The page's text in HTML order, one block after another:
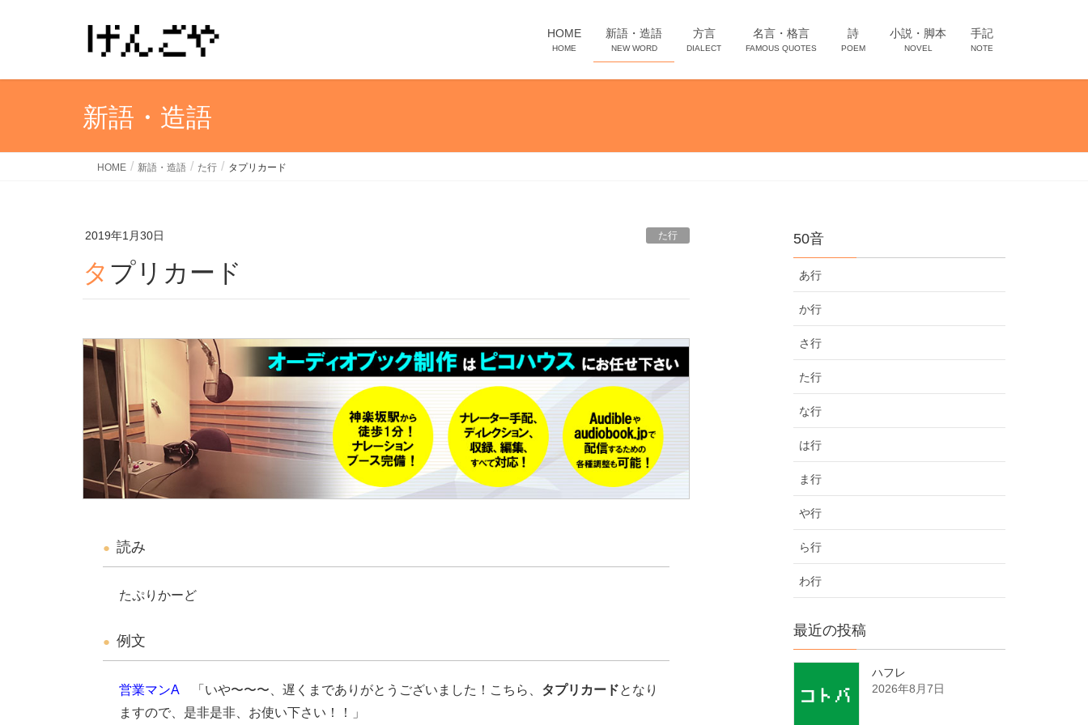
HOME
HOME
新語・造語
NEW WORD
方言
DIALECT
名言・格言
FAMOUS QUOTES
詩
POEM
小説・脚本
NOVEL
手記
NOTE
新語・造語
HOME 新語・造語 た行 タプリカード
2019年1月30日 た行
タプリカード
読み
たぷりかーど
例文
営業マンA「いや〜〜〜、遅くまでありがとうございました！こちら、 タプリカードとなり
ますので、是非是非、お使い下さい！！」
50音
あ行
か行
さ行
た行
な行
は行
ま行
や行
ら行
わ行
最近の投稿
ハフレ
2026年8月7日